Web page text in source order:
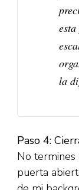
la
Paso 4:
No termines
puerta